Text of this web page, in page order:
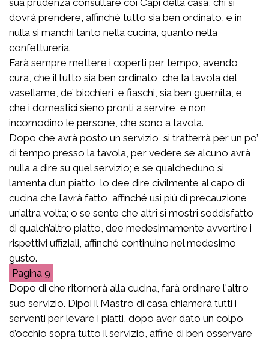
dovrà prendere, affinché tutto sia ben ordinato, e in
nulla si manchi tanto nella cucina, quanto nella
confettureria.
Farà sempre mettere i coperti per tempo, avendo
cura, che il tutto sia ben ordinato, che la tavola del
vasellame, de’ bicchieri, e fiaschi, sia ben guernita, e
che i domestici sieno pronti a servire, e non
incomodino le persone, che sono a tavola.
Dopo che avrà posto un servizio, si tratterrà per un po’
di tempo presso la tavola, per vedere se alcuno avrà
nulla a dire su quel servizio; e se qualcheduno si
lamenta d’un piatto, lo dee dire civilmente al capo di
cucina che l’avrà fatto, affinché usi più di precauzione
un’altra volta; o se sente che altri si mostri soddisfatto
di qualch’altro piatto, dee medesimamente avvertire i
rispettivi uffiziali, affinché continuino nel medesimo
gusto.
9
Dopo di che ritornerà alla cucina, farà ordinare l'altro
suo servizio. Dipoi il Mastro di casa chiamerà tutti i
serventi per levare i piatti, dopo aver dato un colpo
d’occhio sopra tutto il servizio, affine di ben osservare